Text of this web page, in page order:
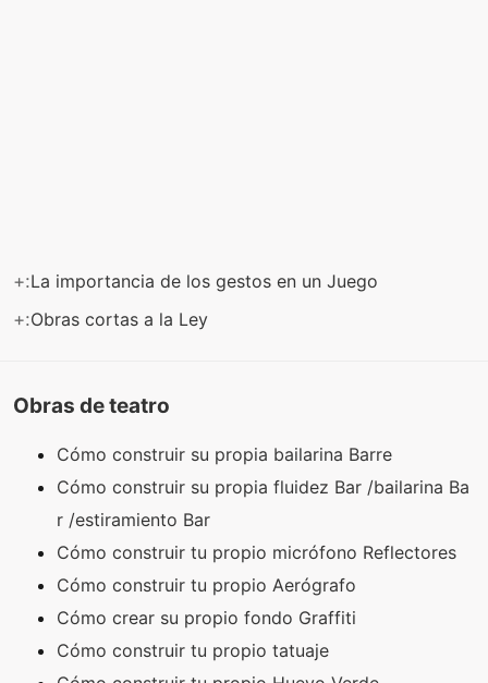
+:La importancia de los gestos en un Juego
+:Obras cortas a la Ley
Obras de teatro
Cómo construir su propia bailarina Barre
Cómo construir su propia fluidez Bar /bailarina Ba
r /estiramiento Bar
Cómo construir tu propio micrófono Reflectores
Cómo construir tu propio Aerógrafo
Cómo crear su propio fondo Graffiti
Cómo construir tu propio tatuaje